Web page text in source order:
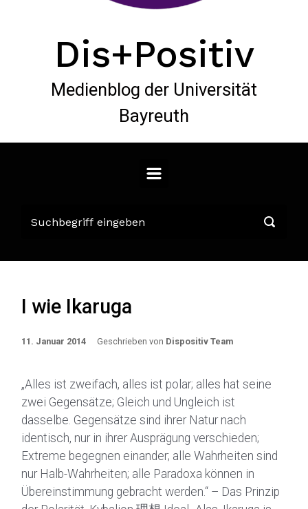
Dis+Positiv
Medienblog der Universität
Bayreuth
I wie Ikaruga
11. Januar 2014 Geschrieben von Dispositiv Team
„Alles ist zweifach, alles ist polar; alles hat seine
zwei Gegensätze; Gleich und Ungleich ist
dasselbe. Gegensätze sind ihrer Natur nach
identisch, nur in ihrer Ausprägung verschieden;
Extreme begegnen einander; alle Wahrheiten sind
nur Halb-Wahrheiten; alle Paradoxa können in
Übereinstimmung gebracht werden.“ – Das Prinzip